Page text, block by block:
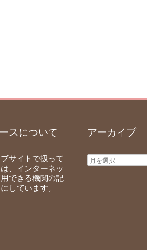
スについて
サイトで扱って
、インターネッ
用できる機関の記
しています。
アーカイブ
ア